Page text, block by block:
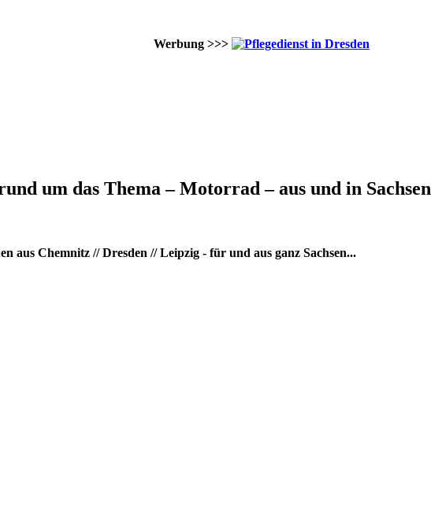
Werbung >>>
um das Thema – Motorrad – aus und in Sachsen
Chemnitz // Dresden // Leipzig - für und aus ganz Sachsen...